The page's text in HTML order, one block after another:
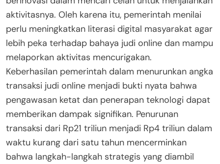
aktivitasnya. Oleh karena itu, pemerintah menilai
perlu meningkatkan literasi digital masyarakat agar
lebih peka terhadap bahaya judi online dan mampu
melaporkan aktivitas mencurigakan.
Keberhasilan pemerintah dalam menurunkan angka
transaksi judi online menjadi bukti nyata bahwa
pengawasan ketat dan penerapan teknologi dapat
memberikan dampak signifikan. Penurunan
transaksi dari Rp21 triliun menjadi Rp4 triliun dalam
waktu kurang dari satu tahun mencerminkan
bahwa langkah-langkah strategis yang diambil